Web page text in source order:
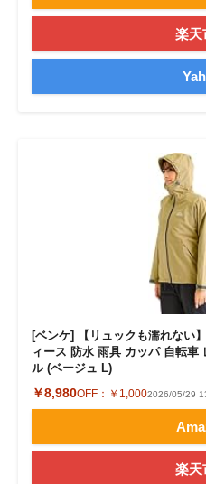
楽天
[ベンケ] 【リュックも濡れない
ィース 防水 雨具 カッパ 自転車
ル (ベージュ L)
￥8,980OFF： ￥1,0002026/05/29
楽天